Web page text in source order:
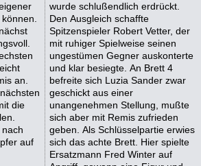
an.
die
auf
der
4
zwar
spielte